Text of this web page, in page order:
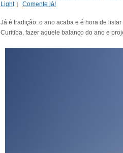
Light
Comente já!
Já é tradição: o ano acaba e é hora de
Curitiba, fazer aquele balanço do ano e